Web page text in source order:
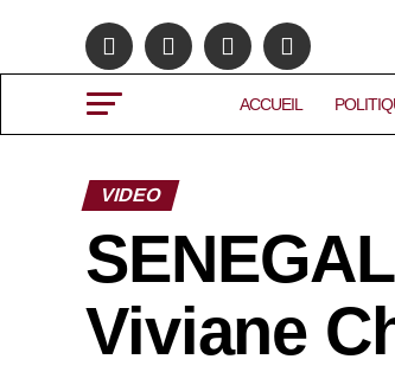
ACCUEIL
VIDEO
Viviane